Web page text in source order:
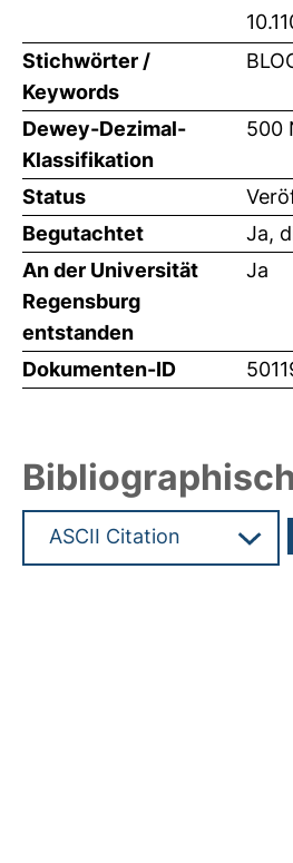
Stichwörter /
Keywords
Dewey-Dezimal-
Klassifikation
500
Status
Begutachtet
Ja,
An der Universität
Regensburg
entstanden
Ja
Dokumenten-ID